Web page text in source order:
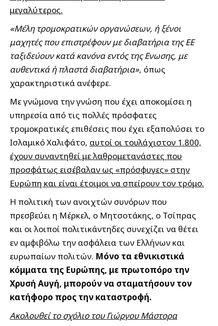
μεγαλύτερος.
«Μέλη τρομοκρατικών οργανώσεων, ή ξένοι
μαχητές που επιστρέφουν με διαβατήρια της ΕΕ
ταξιδεύουν κατά κανόνα εντός της Ενωσης, με
αυθεντικά ή πλαστά διαβατήρια», όπως
χαρακτηριστικά ανέφερε.
Με γνώμονα την γνώση που έχει αποκομίσει η
υπηρεσία από τις πολλές πρόσφατες
τρομοκρατικές επιθέσεις που έχει εξαπολύσει το
Ισλαμικό Χαλιφάτο, αυτοί οι τουλάχιστον 1.800,
έχουν συναντηθεί με λαθρομετανάστες που
προσφάτως εισέβαλαν ως «πρόσφυγες» στην
Ευρώπη και είναι έτοιμοι να σπείρουν τον τρόμο.
Η πολιτική των ανοιχτών συνόρων που
πρεσβεύει η Μέρκελ, ο Μητσοτάκης, ο Τσίπρας
και οι λοιποί πολιτικάντηδες συνεχίζει να θέτει
εν αμφιβόλω την ασφάλεια των Ελλήνων και
ευρωπαίων πολιτών. Μόνο τα εθνικιστικά
κόμματα της Ευρώπης, με πρωτοπόρο την
Χρυσή Αυγή, μπορούν να σταματήσουν τον
κατήφορο προς την καταστροφή.
Ακολουθεί το σχόλιο του Γιώργου Μάστορα